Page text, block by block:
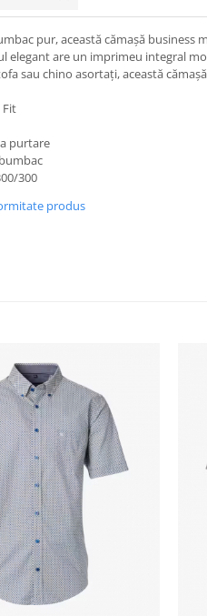
pur, această cămașă
elegant are un imprimeu integral
sau chino asortați, această
Fit
purtare
300
produs